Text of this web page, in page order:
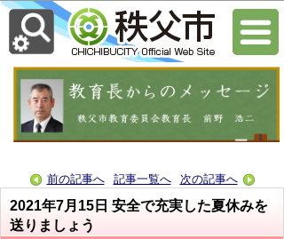
前の記事へ 記事一覧へ 次の記事へ
2021年7月15日 安全で充実した夏休みを
送りましょう